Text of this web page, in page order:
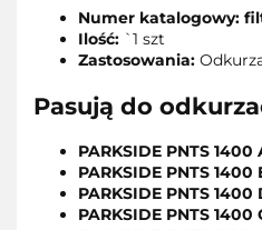
Numer katalogowy:
Ilość: `1 szt
Zastosowania:
Pasują do
PARKSIDE PNTS 1400
PARKSIDE PNTS 1400
PARKSIDE PNTS 1400
PARKSIDE PNTS 1400